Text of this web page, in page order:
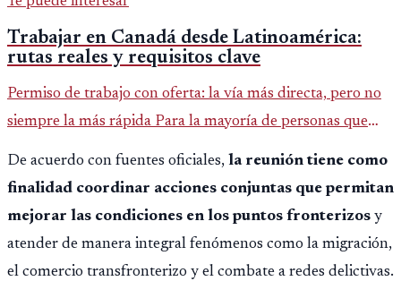
Trabajar en Canadá desde Latinoamérica:
rutas reales y requisitos clave
Permiso de trabajo con oferta: la vía más directa, pero no
siempre la más rápida Para la mayoría de personas que
De acuerdo con fuentes oficiales, la reunión tiene como
finalidad coordinar acciones conjuntas que permitan
mejorar las condiciones en los puntos fronterizos y
atender de manera integral fenómenos como la migración,
el comercio transfronterizo y el combate a redes delictivas.